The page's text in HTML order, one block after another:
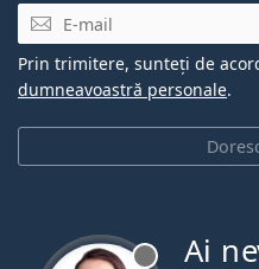
E-mail
Prin trimitere, sunteți de
dumneavoastră personale.
Ai